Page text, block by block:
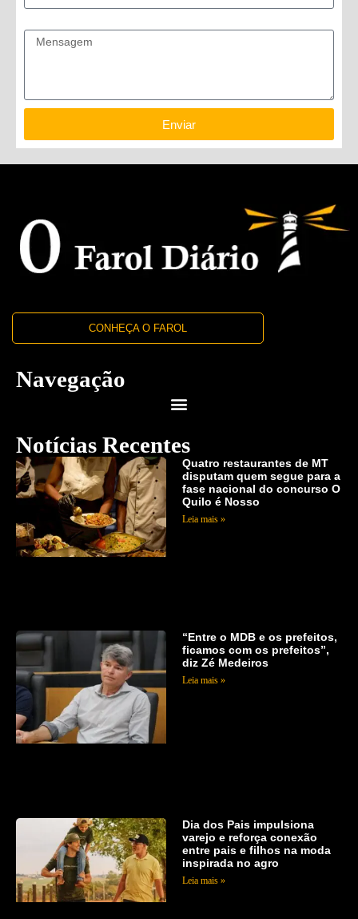
Enviar
CONHEÇA O FAROL
Navegação
Notícias Recentes
Quatro restaurantes de MT
disputam quem segue para a
fase nacional do concurso O
Quilo é Nosso
Leia mais »
“Entre o MDB e os prefeitos,
ficamos com os prefeitos”,
diz Zé Medeiros
Leia mais »
Dia dos Pais impulsiona
varejo e reforça conexão
entre pais e filhos na moda
inspirada no agro
Leia mais »